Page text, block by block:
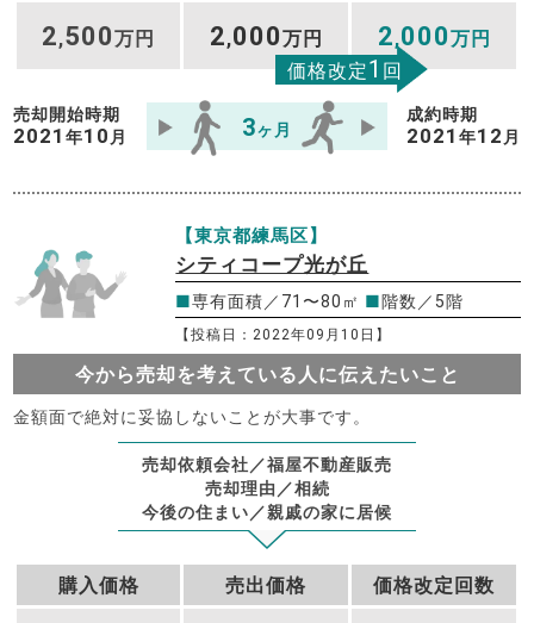
2,500万円 2,000万円 2,000万円
価格改定1 回
売却開始時期
2021年10 月 3ヶ月
成約時期
2021 年12 月
【東京都練馬区】
シティコープ光が丘
■専有面積／71〜80㎡ ■階数／5階
【投稿日：2022年09月10日】
今から売却を考えている人に伝えたいこと
金額面で絶対に妥協しないことが大事です。
売却依頼会社／福屋不動産販売
売却理由／相続
今後の住まい／親戚の家に居候
購入価格 売出価格 価格改定回数